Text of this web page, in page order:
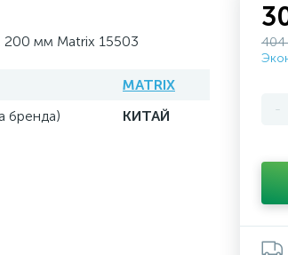
200 мм Matrix 15503
MATRIX
бренда)
КИТАЙ
404
-